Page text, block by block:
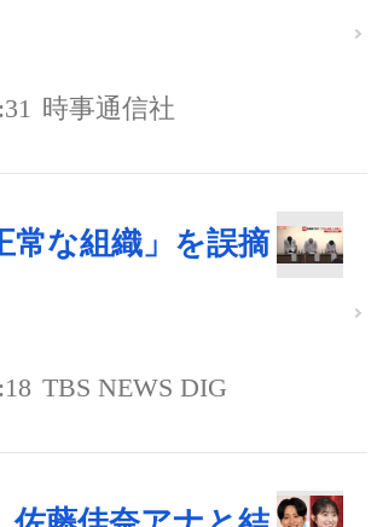
時事通信社
常な組織」を誤摘
TBS NEWS DIG